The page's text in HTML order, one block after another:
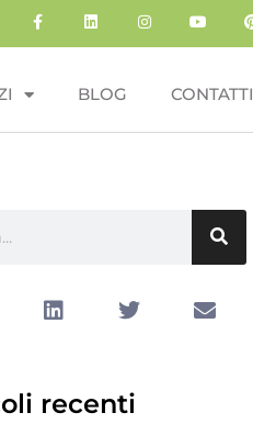
BLOG CONTATTI
recenti